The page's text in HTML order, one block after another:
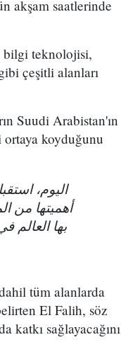
akşam saatlerinde
bilgi teknolojisi,
çeşitli alanları
Suudi Arabistan'ın
koyduğunu
اليوم،
أهميتها من
بها العالم
tüm alanlarda
El Falih, söz
katkı sağlayacağını